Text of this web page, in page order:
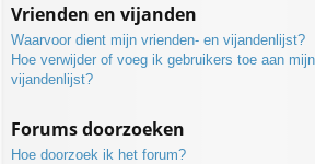
Vrienden en vijanden
Waarvoor dient mijn vrienden- en vijandenlijst?
Hoe verwijder of voeg ik gebruikers toe aan
vijandenlijst?
Forums doorzoeken
Hoe doorzoek ik het forum?